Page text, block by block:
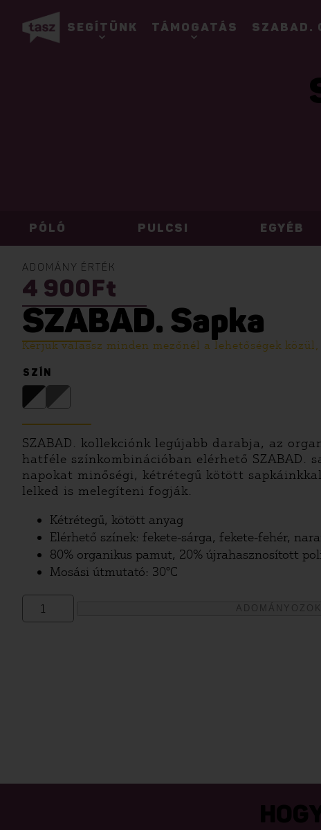
SEGÍTÜNK TÁMOGATÁS SZABAD.
PÓLÓ PULCSI EGYÉB
ADOMÁNY ÉRTÉK
4 900Ft
SZABAD. Sapka
Kérjük válassz minden mezőnél a lehetőségek
SZÍN
SZABAD. kollekciónk legújabb darabja, az
hatféle színkombinációban elérhető SZABAD.
napokat minőségi, kétrétegű kötött
lelked is melegíteni fogják.
Kétrétegű, kötött anyag
Elérhető színek: fekete-sárga, fekete-fehér,
80% organikus pamut, 20% újrahasznosított
Mosási útmutató: 30°C
SZABAD.
Sapka
ADOMÁNYOZOK!